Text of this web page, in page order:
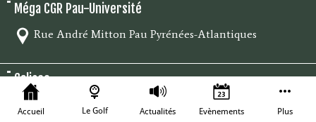
Méga CGR Pau-Université
Rue André Mitton Pau Pyrénées-Atlantiques
Caliceo
ZA Du Parkway 2 Rue des Tiredous
Accueil Le Golf Actualités Evènements Plus